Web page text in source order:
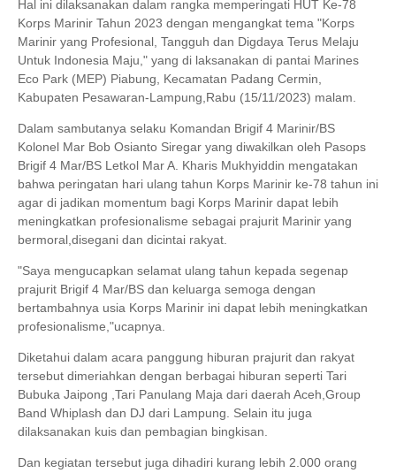
Hal ini dilaksanakan dalam rangka memperingati HUT Ke-78
Korps Marinir Tahun 2023 dengan mengangkat tema "Korps
Marinir yang Profesional, Tangguh dan Digdaya Terus Melaju
Untuk Indonesia Maju," yang di laksanakan di pantai Marines
Eco Park (MEP) Piabung, Kecamatan Padang Cermin,
Kabupaten Pesawaran-Lampung,Rabu (15/11/2023) malam.
Dalam sambutanya selaku Komandan Brigif 4 Marinir/BS
Kolonel Mar Bob Osianto Siregar yang diwakilkan oleh Pasops
Brigif 4 Mar/BS Letkol Mar A. Kharis Mukhyiddin mengatakan
bahwa peringatan hari ulang tahun Korps Marinir ke-78 tahun ini
agar di jadikan momentum bagi Korps Marinir dapat lebih
meningkatkan profesionalisme sebagai prajurit Marinir yang
bermoral,disegani dan dicintai rakyat.
"Saya mengucapkan selamat ulang tahun kepada segenap
prajurit Brigif 4 Mar/BS dan keluarga semoga dengan
bertambahnya usia Korps Marinir ini dapat lebih meningkatkan
profesionalisme,"ucapnya.
Diketahui dalam acara panggung hiburan prajurit dan rakyat
tersebut dimeriahkan dengan berbagai hiburan seperti Tari
Bubuka Jaipong ,Tari Panulang Maja dari daerah Aceh,Group
Band Whiplash dan DJ dari Lampung. Selain itu juga
dilaksanakan kuis dan pembagian bingkisan.
Dan kegiatan tersebut juga dihadiri kurang lebih 2.000 orang